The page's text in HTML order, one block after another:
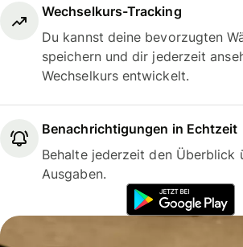
Wechselkurs-Tracking
Du kannst deine bevorzugten
speichern und dir jederzeit
Wechselkurs entwickelt.
Benachrichtigungen in Echtzeit
Behalte jederzeit den Überblick
Ausgaben.